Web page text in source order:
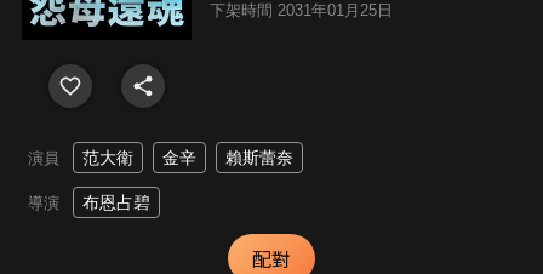
下架時間 2031年01月25日
演員 范大衛 金辛 賴斯蕾奈
導演 布恩占碧
配對